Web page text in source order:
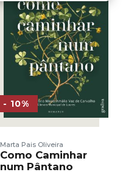
- 10%
Marta Pais Oliveira
Como Caminhar
num Pântano